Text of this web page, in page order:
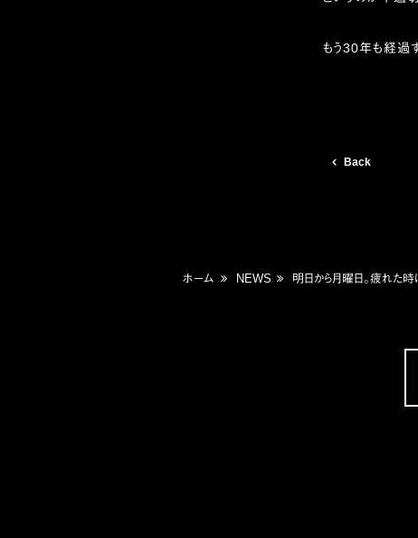
もう30年も経過す
Back
ホーム NEWS 明日から月曜日。疲れた時